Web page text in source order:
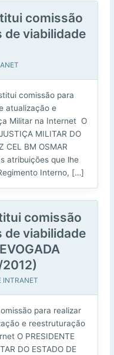
comissão
de viabilidade
comissão para
atualização e
Militar na Internet O
MILITAR DO
CEL BM OSMAR
atribuições que lhe
Interno, […]
comissão
de viabilidade
2012)
INTRANET
para realizar
e reestruturação
O PRESIDENTE
DO ESTADO DE